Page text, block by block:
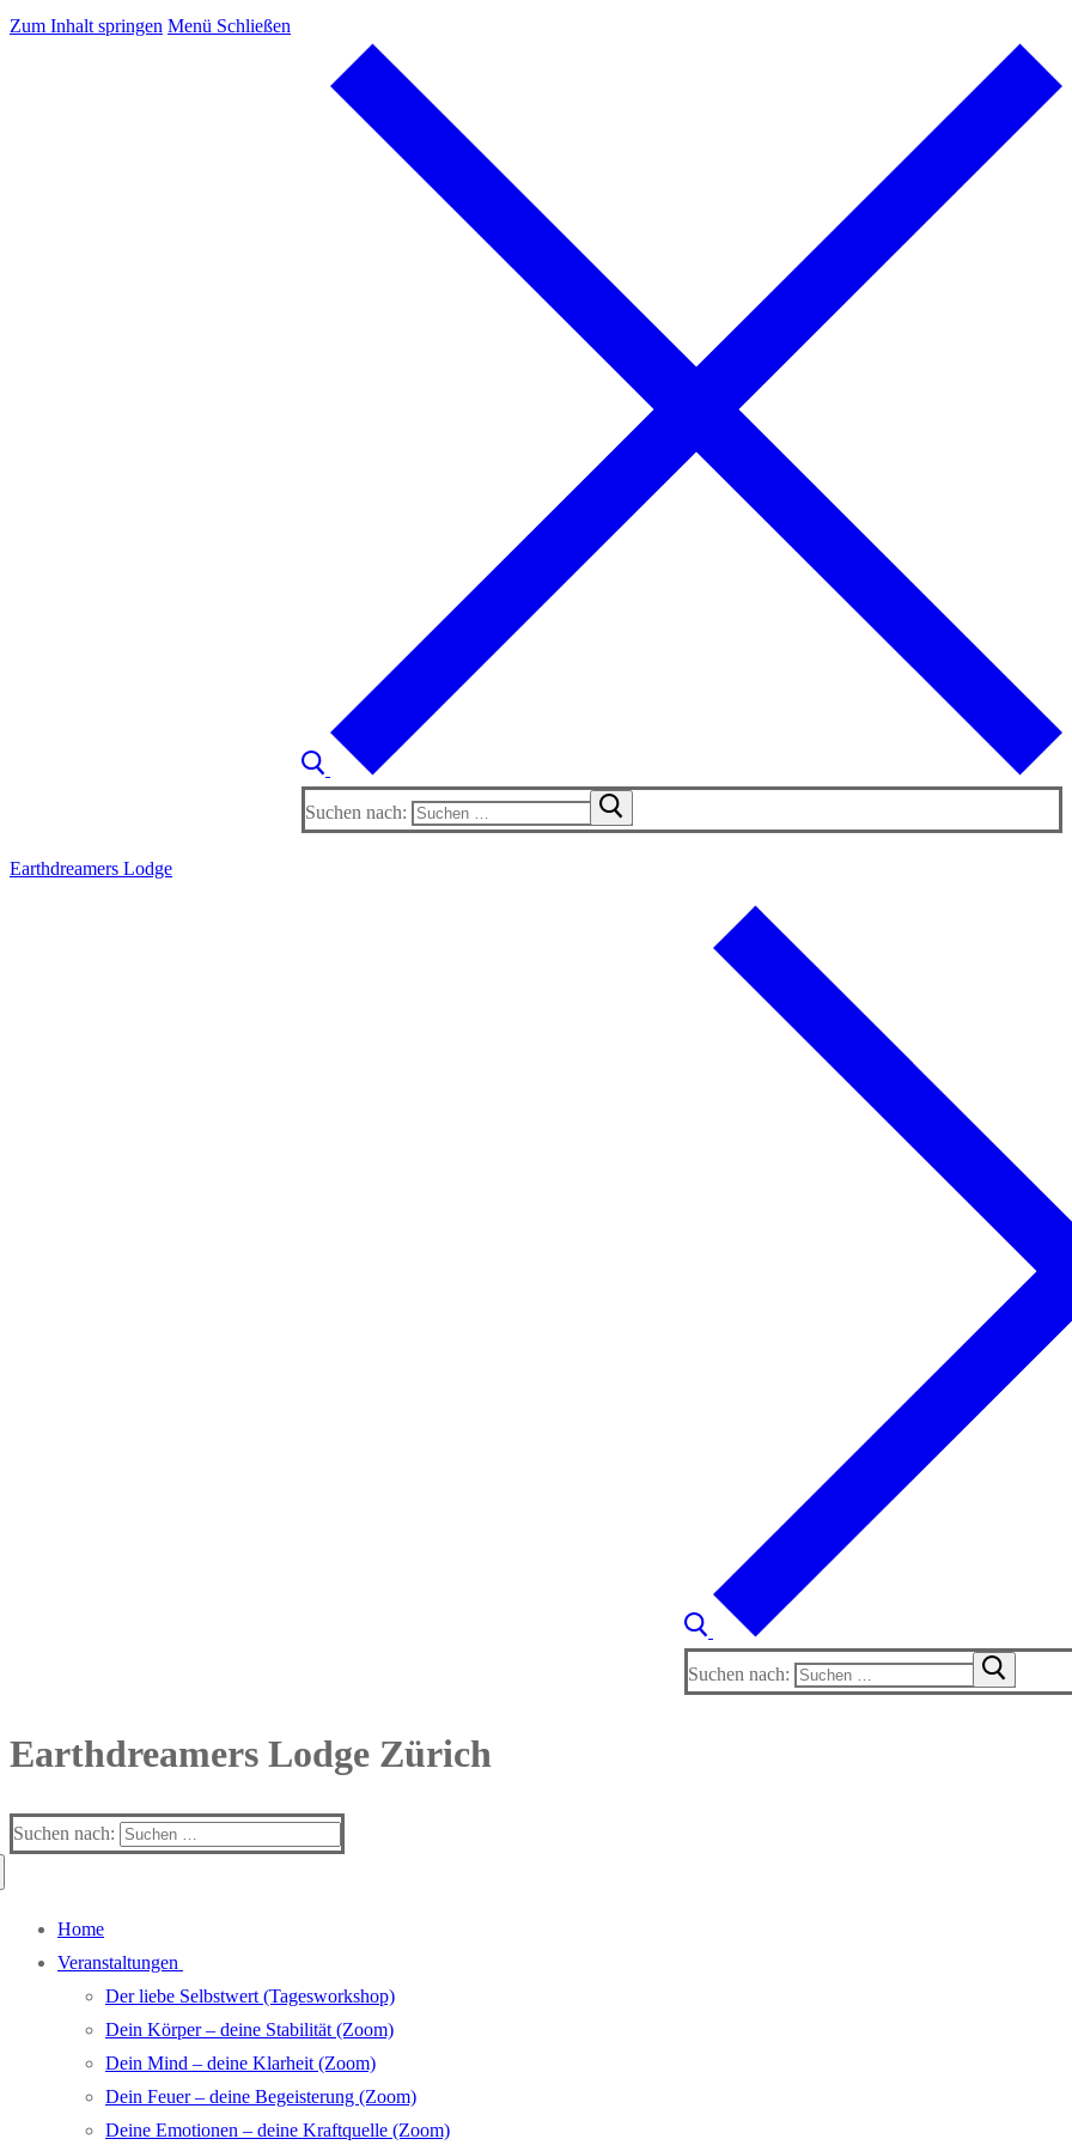
Zum Inhalt springen Menü Schließen
Suchen nach:
Earthdreamers Lodge
Suchen nach:
Earthdreamers Lodge Zürich
Suchen nach:
Home
Veranstaltungen
Der liebe Selbstwert (Tagesworkshop)
Dein Körper – deine Stabilität (Zoom)
Dein Mind – deine Klarheit (Zoom)
Dein Feuer – deine Begeisterung (Zoom)
Deine Emotionen – deine Kraftquelle (Zoom)